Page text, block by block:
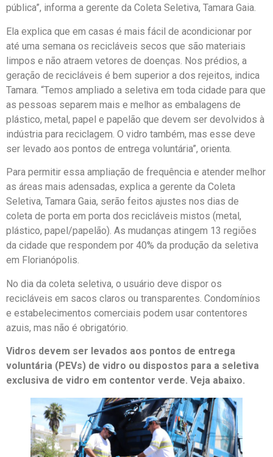
pública”, informa a gerente da Coleta Seletiva, Tamara Gaia.
Ela explica que em casas é mais fácil de acondicionar por
até uma semana os recicláveis secos que são materiais
limpos e não atraem vetores de doenças. Nos prédios, a
geração de recicláveis é bem superior a dos rejeitos, indica
Tamara. “Temos ampliado a seletiva em toda cidade para que
as pessoas separem mais e melhor as embalagens de
plástico, metal, papel e papelão que devem ser devolvidos à
indústria para reciclagem. O vidro também, mas esse deve
ser levado aos pontos de entrega voluntária”, orienta.
Para permitir essa ampliação de frequência e atender melhor
as áreas mais adensadas, explica a gerente da Coleta
Seletiva, Tamara Gaia, serão feitos ajustes nos dias de
coleta de porta em porta dos recicláveis mistos (metal,
plástico, papel/papelão). As mudanças atingem 13 regiões
da cidade que respondem por 40% da produção da seletiva
em Florianópolis.
No dia da coleta seletiva, o usuário deve dispor os
recicláveis em sacos claros ou transparentes. Condomínios
e estabelecimentos comerciais podem usar contentores
azuis, mas não é obrigatório.
Vidros devem ser levados aos pontos de entrega
voluntária (PEVs) de vidro ou dispostos para a seletiva
exclusiva de vidro em contentor verde. Veja abaixo.